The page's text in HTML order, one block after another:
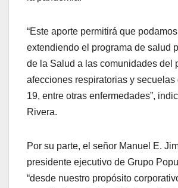
“Este aporte permitirá que
extendiendo el programa de salud
de la Salud a las comunidades del
afecciones respiratorias y secuelas
19, entre otras enfermedades”,
Rivera.
Por su parte, el señor Manuel E.
presidente ejecutivo de Grupo
“desde nuestro propósito